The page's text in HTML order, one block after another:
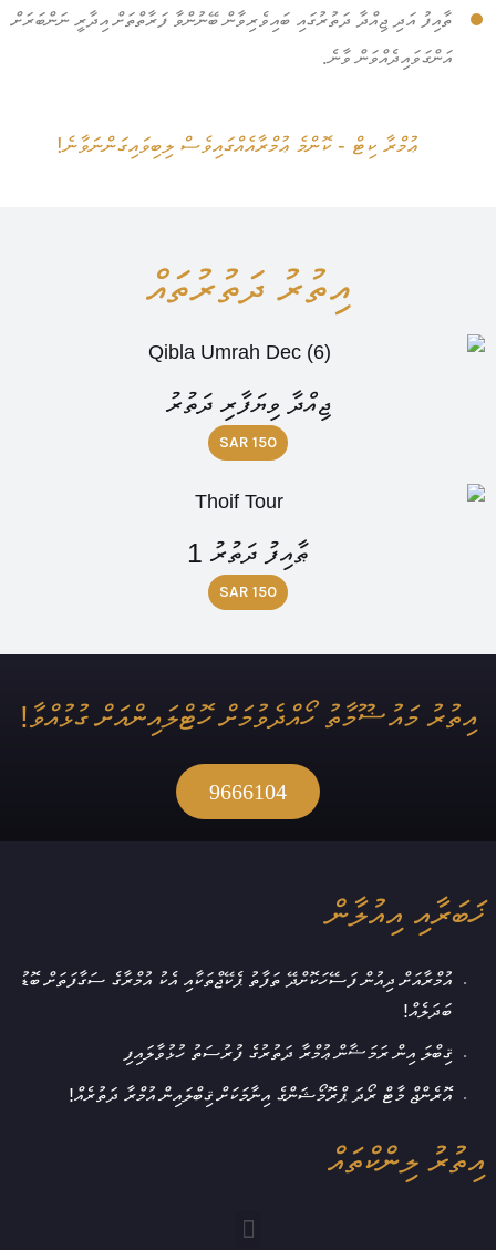
ތާއިފު އަދި ޖިއްދާ ދަތުރުގައި ބައިވެރިވާން ބޭނުންވާ ފަރާތްތަށް އިދާރީ ނަންބަރަށް
އަންގަވައިދެއްވަން ވާނެ.
ޢުމްރާ ކިޓް - ކޮންމެ ޢުމްރާއެއްގައިވެސް ލިބިވައިގަންނަވާނެ!
އިތުރު ދަތުރުތައް
ޖިއްދާ ވިޔަފާރި ދަތުރު
SAR 150
ޠާއިފު ދަތުރު 1
SAR 150
އިތުރު މައުޟޫމާތު ހޯއްދެވުމަށް ހޮޓްލައިންއަށް ގުޅުއްވާ!
9666104
ޚަބަރާއި އިއުލާން
އުމްރާއަށް ދިއުން ފަސޭހަކޮށްދޭ ތަފާތު ޕެކޭޖްތަކާއި އެކު އުމްރާގެ ސަގާފަތަށް ބޮޑު
ބަދަލެއް!
ޤިބްލަ އިން ރަމަޟާން ޢުމްރާ ދަތުރުގެ ފުރުސަތު ހުޅުވާލައިފި
އޮރެންޖް މާޓް ރޯދަ ޕްރޮމޯޝަންގެ އިނާމަކަށް ޤިބްލައިން އުމްރާ ދަތުރެއް!
އިތުރު ލިންކްތައް